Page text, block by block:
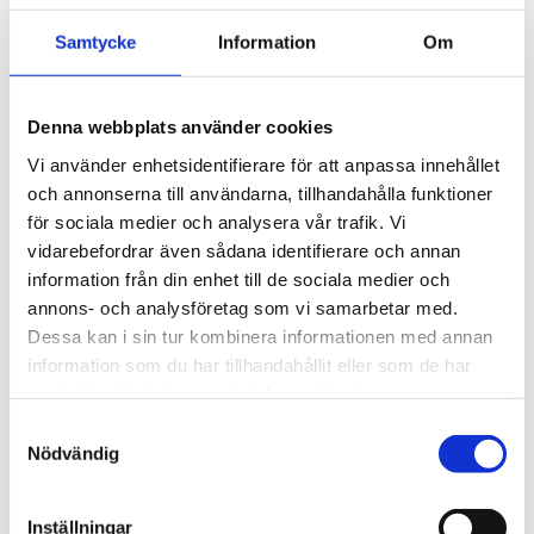
Samtycke Information Om
Denna webbplats använder cookies
Vi använder enhetsidentifierare för att anpassa innehållet
och annonserna till användarna, tillhandahålla funktioner
för sociala medier och analysera vår trafik. Vi
vidarebefordrar även sådana identifierare och annan
information från din enhet till de sociala medier och
annons- och analysföretag som vi samarbetar med.
Dessa kan i sin tur kombinera informationen med annan
information som du har tillhandahållit eller som de har
Nödvändig
Inställningar
Maria Werpers Dahl
maria.werpers@akeri.se
Aktuella nyheter
Läs mer